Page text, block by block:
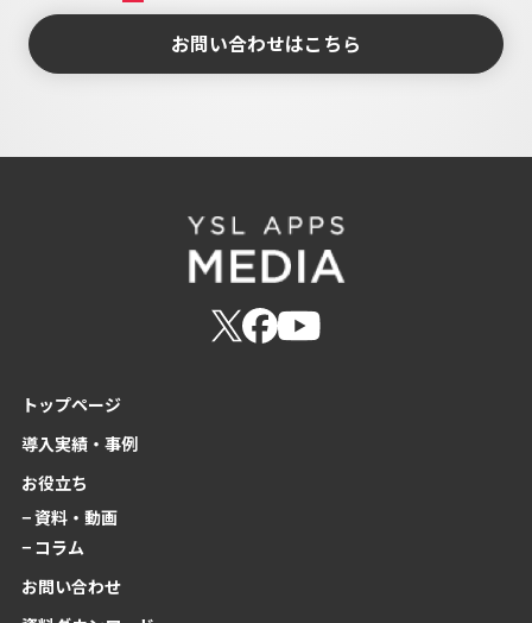
お問い合わせはこちら
トップページ
導入実績・事例
お役立ち
− 資料・動画
− コラム
お問い合わせ